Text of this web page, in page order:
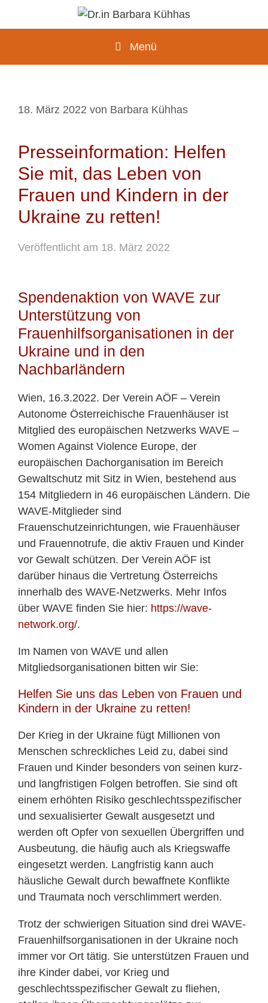
Menü
18. März 2022 von Barbara Kühhas
Presseinformation: Helfen
Sie mit, das Leben von
Frauen und Kindern in der
Ukraine zu retten!
Veröffentlicht am 18. März 2022
Spendenaktion von WAVE zur
Unterstützung von
Frauenhilfsorganisationen in der
Ukraine und in den
Nachbarländern
Wien, 16.3.2022. Der Verein AÖF – Verein
Autonome Österreichische Frauenhäuser ist
Mitglied des europäischen Netzwerks WAVE –
Women Against Violence Europe, der
europäischen Dachorganisation im Bereich
Gewaltschutz mit Sitz in Wien, bestehend aus
154 Mitgliedern in 46 europäischen Ländern. Die
WAVE-Mitglieder sind
Frauenschutzeinrichtungen, wie Frauenhäuser
und Frauennotrufe, die aktiv Frauen und Kinder
vor Gewalt schützen. Der Verein AÖF ist
darüber hinaus die Vertretung Österreichs
innerhalb des WAVE-Netzwerks. Mehr Infos
über WAVE finden Sie hier: https://wave-
network.org/.
Im Namen von WAVE und allen
Mitgliedsorganisationen bitten wir Sie:
Helfen Sie uns das Leben von Frauen und
Kindern in der Ukraine zu retten!
Der Krieg in der Ukraine fügt Millionen von
Menschen schreckliches Leid zu, dabei sind
Frauen und Kinder besonders von seinen kurz-
und langfristigen Folgen betroffen. Sie sind oft
einem erhöhten Risiko geschlechtsspezifischer
und sexualisierter Gewalt ausgesetzt und
werden oft Opfer von sexuellen Übergriffen und
Ausbeutung, die häufig auch als Kriegswaffe
eingesetzt werden. Langfristig kann auch
häusliche Gewalt durch bewaffnete Konflikte
und Traumata noch verschlimmert werden.
Trotz der schwierigen Situation sind drei WAVE-
Frauenhilfsorganisationen in der Ukraine noch
immer vor Ort tätig. Sie unterstützen Frauen und
ihre Kinder dabei, vor Krieg und
geschlechtsspezifischer Gewalt zu fliehen,